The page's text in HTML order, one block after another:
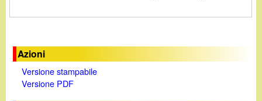
Azioni
Versione stampabile
Versione PDF